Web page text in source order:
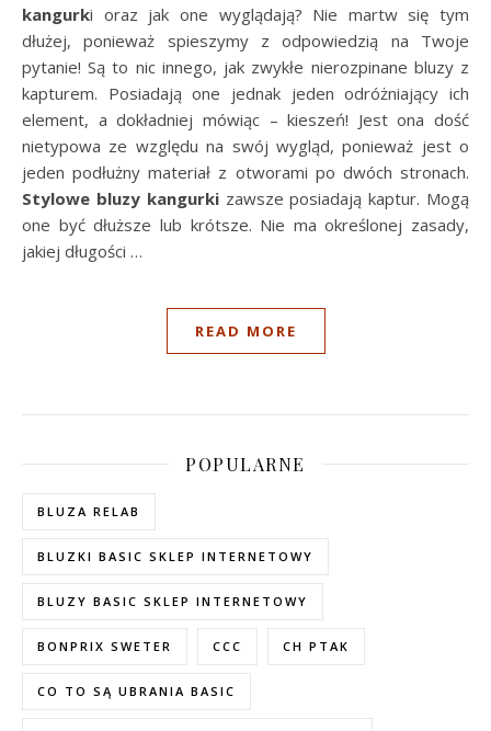
kangurki oraz jak one wyglądają? Nie martw się tym
dłużej, ponieważ spieszymy z odpowiedzią na Twoje
pytanie! Są to nic innego, jak zwykłe nierozpinane bluzy z
kapturem. Posiadają one jednak jeden odróżniający ich
element, a dokładniej mówiąc – kieszeń! Jest ona dość
nietypowa ze względu na swój wygląd, ponieważ jest o
jeden podłużny materiał z otworami po dwóch stronach.
Stylowe bluzy kangurkizawsze posiadają kaptur. Mogą
one być dłuższe lub krótsze. Nie ma określonej zasady,
jakiej długości …
READ MORE
POPULARNE
BLUZA RELAB
BLUZKI BASIC SKLEP INTERNETOWY
BLUZY BASIC SKLEP INTERNETOWY
BONPRIX SWETER CCC CH PTAK
CO TO SĄ UBRANIA BASIC